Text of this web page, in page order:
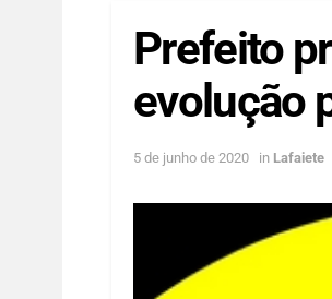
Prefeito
evolução
5 de junho de 2020 in Lafaiete